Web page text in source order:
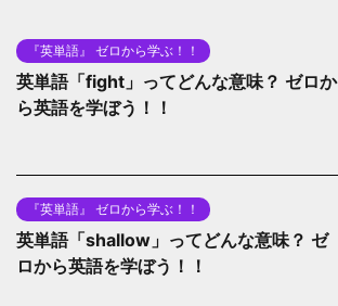
『英単語』 ゼロから学ぶ！！
英単語「fight」ってどんな意味？ ゼロか
ら英語を学ぼう！！
『英単語』 ゼロから学ぶ！！
英単語「shallow」ってどんな意味？ ゼ
ロから英語を学ぼう！！